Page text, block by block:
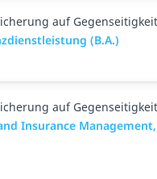
auf Gegenseitigkeit
(B.A.)
auf Gegenseitigkeit
Insurance Management,